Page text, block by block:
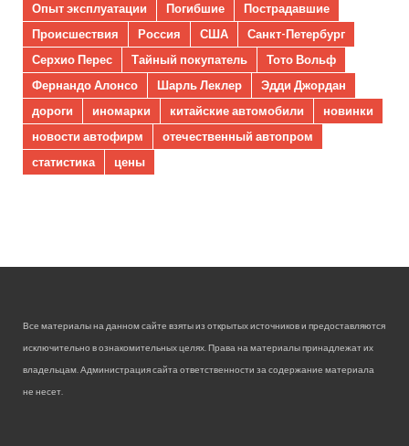
Опыт эксплуатации
Погибшие
Пострадавшие
Происшествия
Россия США
Санкт-Петербург
Серхио Перес
Тайный покупатель
Тото Вольф
Фернандо Алонсо
Шарль Леклер
Эдди Джордан
дороги
иномарки китайские автомобили
новинки
новости автофирм
отечественный автопром
статистика
цены
Все материалы на данном сайте взяты из открытых источников и предоставляются
исключительно в ознакомительных целях. Права на материалы принадлежат их
владельцам. Администрация сайта ответственности за содержание материала
не несет.